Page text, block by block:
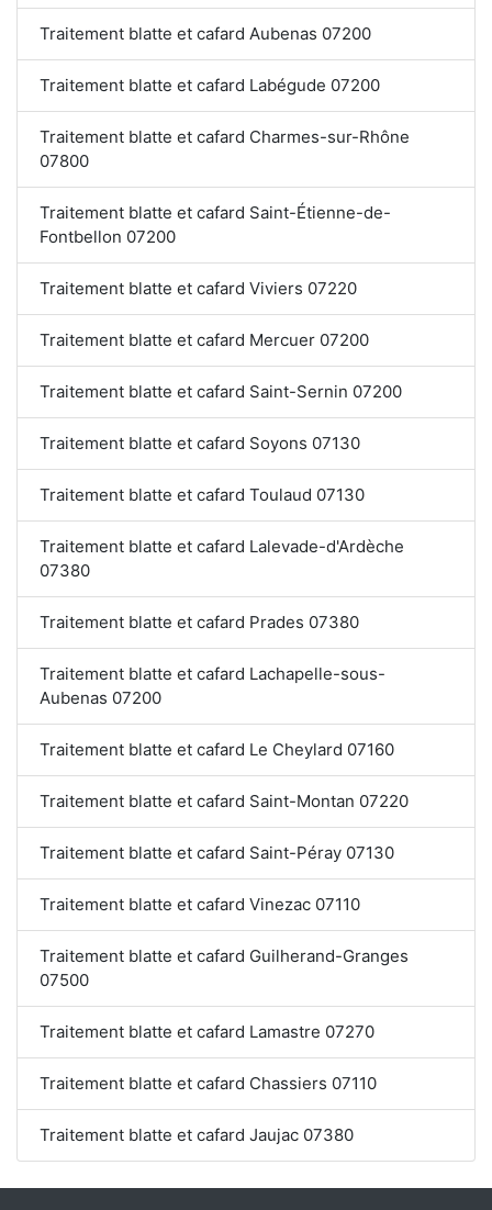
Traitement blatte et cafard Aubenas 07200
Traitement blatte et cafard Labégude 07200
Traitement blatte et cafard Charmes-sur-Rhône
07800
Traitement blatte et cafard Saint-Étienne-de-
Fontbellon 07200
Traitement blatte et cafard Viviers 07220
Traitement blatte et cafard Mercuer 07200
Traitement blatte et cafard Saint-Sernin 07200
Traitement blatte et cafard Soyons 07130
Traitement blatte et cafard Toulaud 07130
Traitement blatte et cafard Lalevade-d'Ardèche
07380
Traitement blatte et cafard Prades 07380
Traitement blatte et cafard Lachapelle-sous-
Aubenas 07200
Traitement blatte et cafard Le Cheylard 07160
Traitement blatte et cafard Saint-Montan 07220
Traitement blatte et cafard Saint-Péray 07130
Traitement blatte et cafard Vinezac 07110
Traitement blatte et cafard Guilherand-Granges
07500
Traitement blatte et cafard Lamastre 07270
Traitement blatte et cafard Chassiers 07110
Traitement blatte et cafard Jaujac 07380